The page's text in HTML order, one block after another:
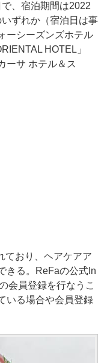
、宿泊期間は2022
ずれか（宿泊日は事
ーシーズンズホテル
HOTEL」
ーサ ホテル＆ス
おり、ヘアケアア
きる。ReFaの公式In
会員登録を行なうこ
いる場合や会員登録